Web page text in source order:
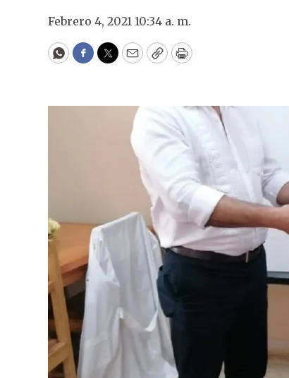
Febrero 4, 2021 10:34 a. m.
WhatsApp
Facebook
Twitter
EmailCopyPrint